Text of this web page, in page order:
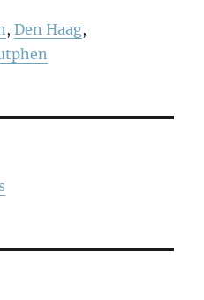
,Den Haag,